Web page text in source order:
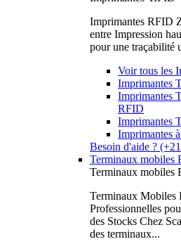
Imprimantes RFID
entre Impression
pour une traçabilité
Voir tous les
Imprimantes
Imprimantes
RFID
Imprimantes
Imprimantes
Besoin d'aide ?
Terminaux mobiles
Terminaux mobiles
Terminaux Mobiles
Professionnelles
des Stocks Chez
des terminaux...